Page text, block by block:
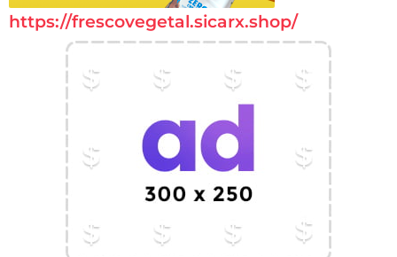
https://frescovegetal.sicarx.shop/